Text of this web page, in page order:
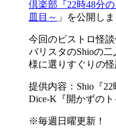
倶楽部『22時48分
皿目～ 」を公開し
今回のビストロ怪
バリスタのShioの
様に選りすぐりの
提供内容：Shio『22
Dice-K『開かずのト
※毎週日曜更新！